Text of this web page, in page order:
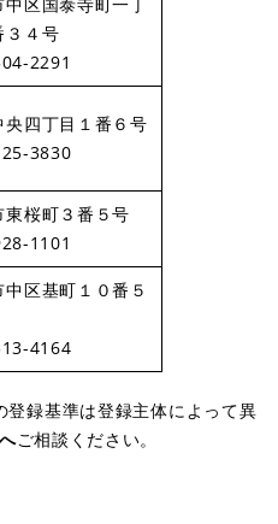
３４号
2291
央四丁目１番６号
3830
東桜町３番５号
1101
中区基町１０番５
4164
録基準は登録主体によって異
ご相談ください。